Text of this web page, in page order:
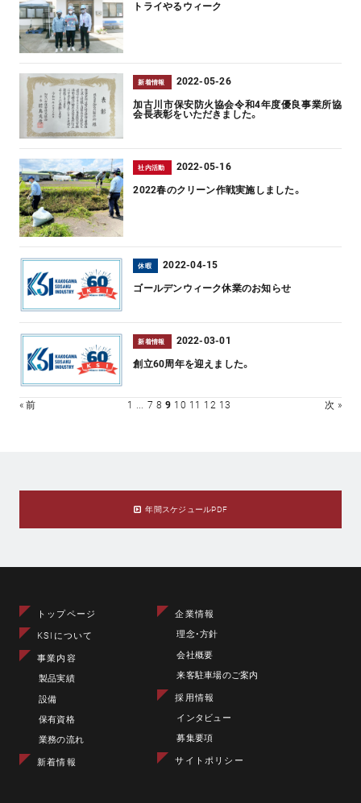
トライやるウィーク
新着情報 2022-05-26
加古川市保安防火協会令和4年度優良事業所協
会長表彰をいただきました。
社内活動 2022-05-16
2022春のクリーン作戦実施しました。
休暇 2022-04-15
ゴールデンウィーク休業のお知らせ
新着情報 2022-03-01
創立60周年を迎えました。
« 前 1 ... 7 8 9 10 11 12 13 次 »
年間スケジュールPDF
トップページ
KSIについて
事業内容
製品実績
設備
保有資格
業務の流れ
新着情報
企業情報
理念･方針
会社概要
来客駐車場のご案内
採用情報
インタビュー
募集要項
サイトポリシー